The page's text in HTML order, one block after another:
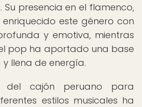
Su presencia en el flamenco,
este género con
y emotiva, mientras
pop ha aportado una base
llena de energía.
del cajón peruano para
estilos musicales ha